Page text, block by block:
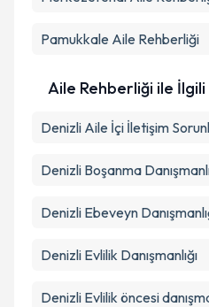
kapsamda
Takvim
Pamukkale Aile Rehberliği
Aile Rehberliği ile
Denizli Aile İçi İletişim
Denizli Boşanma
Denizli Ebeveyn
Denizli Evlilik Danışmanlığı
Denizli Evlilik öncesi